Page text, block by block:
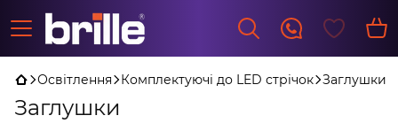
Освітлення Комплектуючі до LED стрічок Заглушки
Заглушки